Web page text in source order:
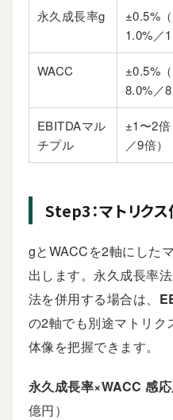
永久成長率g
±0.5%
1.0%／
WACC
±0.5%
8.0%／
EBITDAマル
チプル
±1〜2
／9倍）
Step3：マトリクス
gとWACCを2軸にした
出します。永久成長率
法を併用する場合は、
の2軸でも別途マトリク
体像を把握できます。
永久成長率×WACC 感
億円）